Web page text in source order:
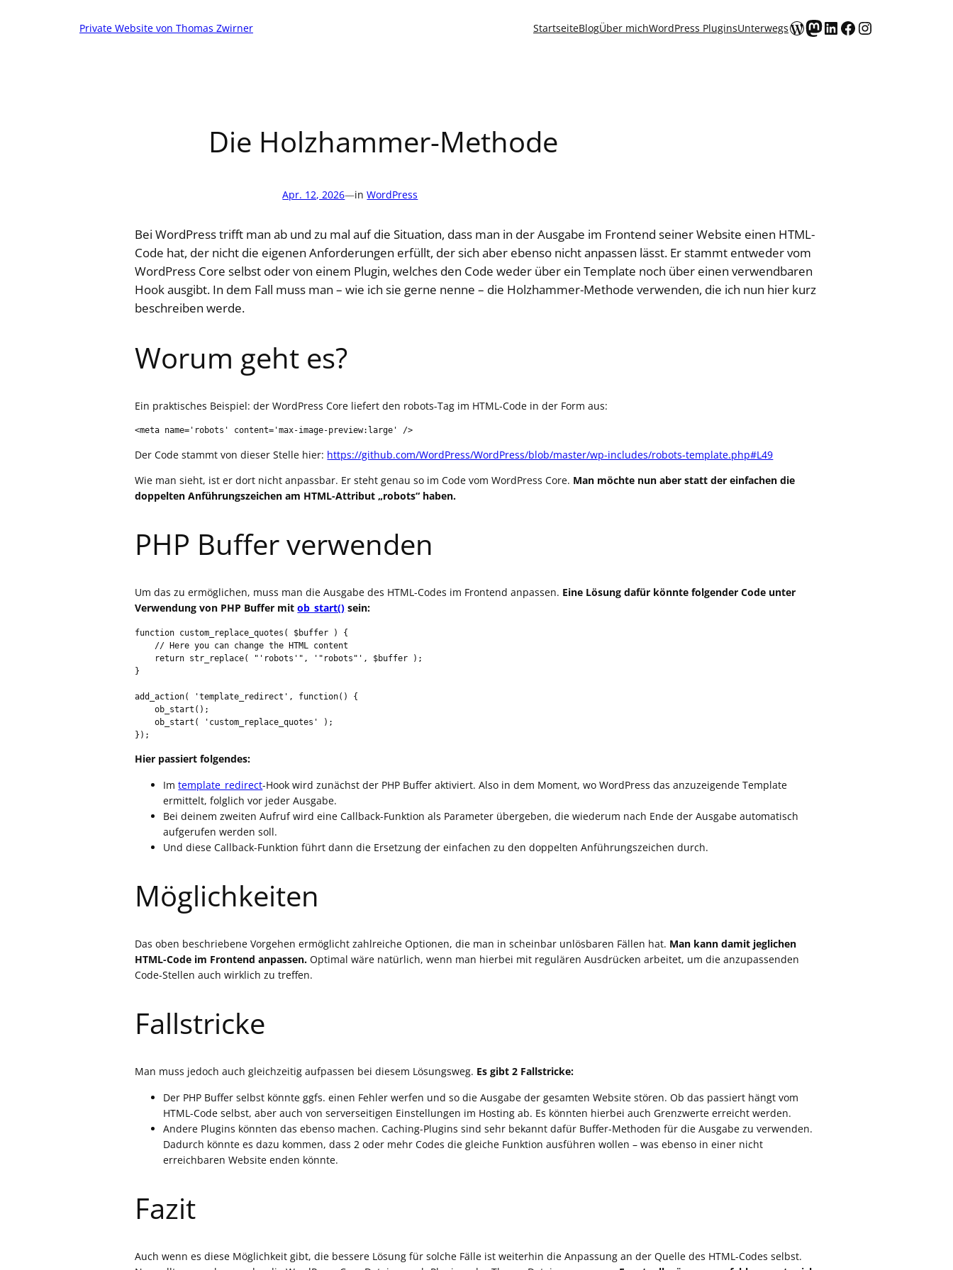
Private Website von Thomas Zwirner StartseiteBlogÜber michWordPress PluginsUnterwegsWordPress
Mastodon
LinkedIn
Facebook
Instagram
Die Holzhammer-Methode
Apr. 12, 2026—inWordPress
Bei WordPress trifft man ab und zu mal auf die Situation, dass man in der Ausgabe im Frontend seiner Website einen HTML-
Code hat, der nicht die eigenen Anforderungen erfüllt, der sich aber ebenso nicht anpassen lässt. Er stammt entweder vom
WordPress Core selbst oder von einem Plugin, welches den Code weder über ein Template noch über einen verwendbaren
Hook ausgibt. In dem Fall muss man – wie ich sie gerne nenne – die Holzhammer-Methode verwenden, die ich nun hier kurz
beschreiben werde.
Worum geht es?
Ein praktisches Beispiel: der WordPress Core liefert den robots-Tag im HTML-Code in der Form aus:
<meta name='robots' content='max-image-preview:large' />
Der Code stammt von dieser Stelle hier: https://github.com/WordPress/WordPress/blob/master/wp-includes/robots-template.php#L49
Wie man sieht, ist er dort nicht anpassbar. Er steht genau so im Code vom WordPress Core. Man möchte nun aber statt der einfachen die
doppelten Anführungszeichen am HTML-Attribut „robots“ haben.
PHP Buffer verwenden
Um das zu ermöglichen, muss man die Ausgabe des HTML-Codes im Frontend anpassen. Eine Lösung dafür könnte folgender Code unter
Verwendung von PHP Buffer mitob_start() sein:
function custom_replace_quotes( $buffer ) {
}
add_action( 'template_redirect', function() {
    ob_start();
    ob_start( 'custom_replace_quotes' );
});
Hier passiert folgendes:
Imtemplate_redirect-Hook wird zunächst der PHP Buffer aktiviert. Also in dem Moment, wo WordPress das anzuzeigende Template
ermittelt, folglich vor jeder Ausgabe.
Bei deinem zweiten Aufruf wird eine Callback-Funktion als Parameter übergeben, die wiederum nach Ende der Ausgabe automatisch
aufgerufen werden soll.
Und diese Callback-Funktion führt dann die Ersetzung der einfachen zu den doppelten Anführungszeichen durch.
Möglichkeiten
Das oben beschriebene Vorgehen ermöglicht zahlreiche Optionen, die man in scheinbar unlösbaren Fällen hat. Man kann damit jeglichen
HTML-Code im Frontend anpassen. Optimal wäre natürlich, wenn man hierbei mit regulären Ausdrücken arbeitet, um die anzupassenden
Code-Stellen auch wirklich zu treffen.
Fallstricke
Man muss jedoch auch gleichzeitig aufpassen bei diesem Lösungsweg. Es gibt 2 Fallstricke:
Der PHP Buffer selbst könnte ggfs. einen Fehler werfen und so die Ausgabe der gesamten Website stören. Ob das passiert hängt vom
HTML-Code selbst, aber auch von serverseitigen Einstellungen im Hosting ab. Es könnten hierbei auch Grenzwerte erreicht werden.
Andere Plugins könnten das ebenso machen. Caching-Plugins sind sehr bekannt dafür Buffer-Methoden für die Ausgabe zu verwenden.
Dadurch könnte es dazu kommen, dass 2 oder mehr Codes die gleiche Funktion ausführen wollen – was ebenso in einer nicht
erreichbaren Website enden könnte.
Fazit
Auch wenn es diese Möglichkeit gibt, die bessere Lösung für solche Fälle ist weiterhin die Anpassung an der Quelle des HTML-Codes selbst.